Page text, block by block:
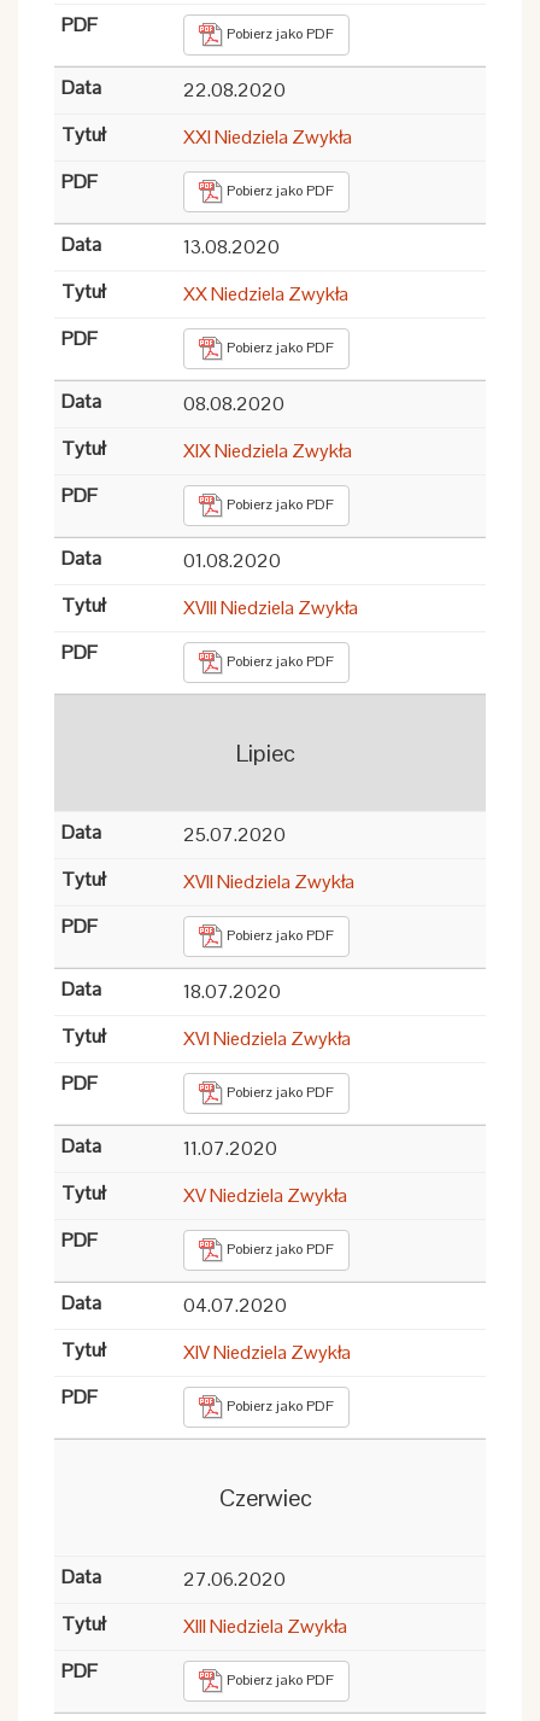
Pobierz jako PDF
22.08.2020
XXI Niedziela Zwykła
Pobierz jako PDF
13.08.2020
XX Niedziela Zwykła
Pobierz jako PDF
08.08.2020
XIX Niedziela Zwykła
Pobierz jako PDF
01.08.2020
XVIII Niedziela Zwykła
Pobierz jako PDF
Lipiec
25.07.2020
XVII Niedziela Zwykła
Pobierz jako PDF
18.07.2020
XVI Niedziela Zwykła
Pobierz jako PDF
11.07.2020
XV Niedziela Zwykła
Pobierz jako PDF
04.07.2020
XIV Niedziela Zwykła
Pobierz jako PDF
Czerwiec
27.06.2020
XIII Niedziela Zwykła
Pobierz jako PDF